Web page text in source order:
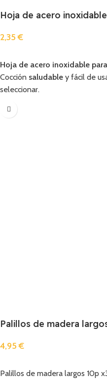
Hoja de acero
2,35€
Hoja de acero inoxidable
Cocción saludable y fácil de
seleccionar.
Palillos de madera
4,95€
Palillos de madera largos 10p